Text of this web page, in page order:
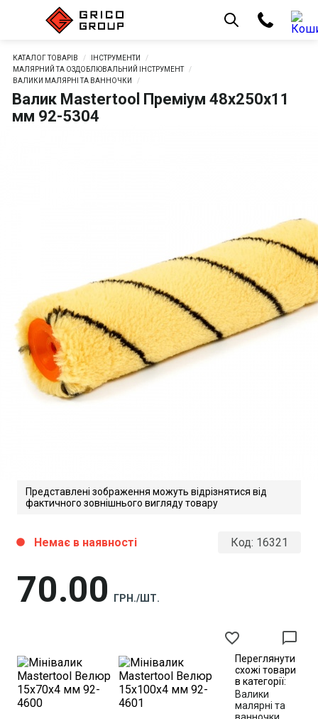
КАТАЛОГ ТОВАРІВ
ІНСТРУМЕНТИ
МАЛЯРНИЙ ТА ОЗДОБЛЮВАЛЬНИЙ ІНСТРУМЕНТ
ВАЛИКИ МАЛЯРНІ ТА ВАННОЧКИ
Валик Mastertool Преміум 48х250х11
мм 92-5304
Представлені зображення можуть відрізнятися від
фактичного зовнішнього вигляду товару
Код: 16321
70 00 ГРН./ШТ.
circle Немає в наявності
favorite_border chat_bubble_outline
Переглянути
схожі товари
в категорії:
Валики
малярні та